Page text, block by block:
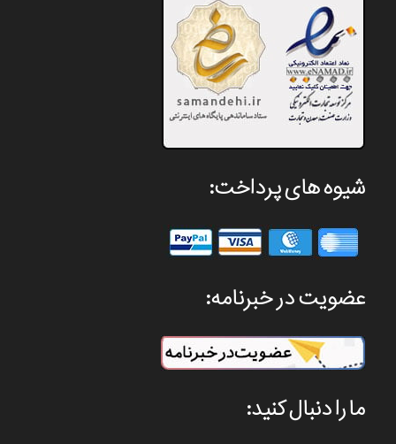
شیوه های پرداخت:
عضویت در خبرنامه:
ما را دنبال کنید: